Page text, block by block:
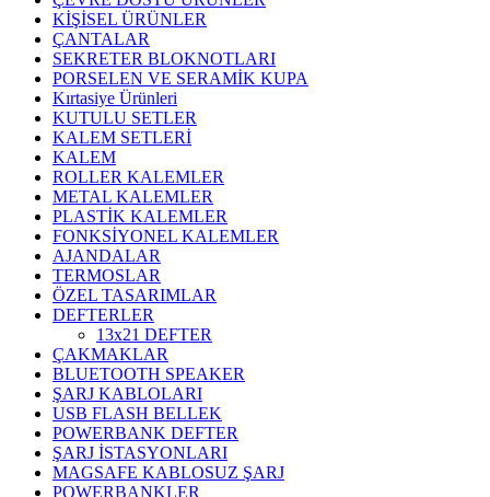
KİŞİSEL ÜRÜNLER
ÇANTALAR
SEKRETER BLOKNOTLARI
PORSELEN VE SERAMİK KUPA
Kırtasiye Ürünleri
KUTULU SETLER
KALEM SETLERİ
KALEM
ROLLER KALEMLER
METAL KALEMLER
PLASTİK KALEMLER
FONKSİYONEL KALEMLER
AJANDALAR
TERMOSLAR
ÖZEL TASARIMLAR
DEFTERLER
13x21 DEFTER
ÇAKMAKLAR
BLUETOOTH SPEAKER
ŞARJ KABLOLARI
USB FLASH BELLEK
POWERBANK DEFTER
ŞARJ İSTASYONLARI
MAGSAFE KABLOSUZ ŞARJ
POWERBANKLER